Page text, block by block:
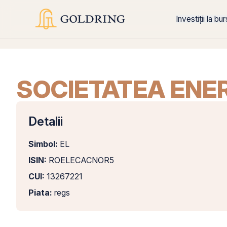
Investiții la
SOCIETATEA
Detalii
Simbol: EL
ISIN: ROELECACNOR5
CUI: 13267221
Piata: regs